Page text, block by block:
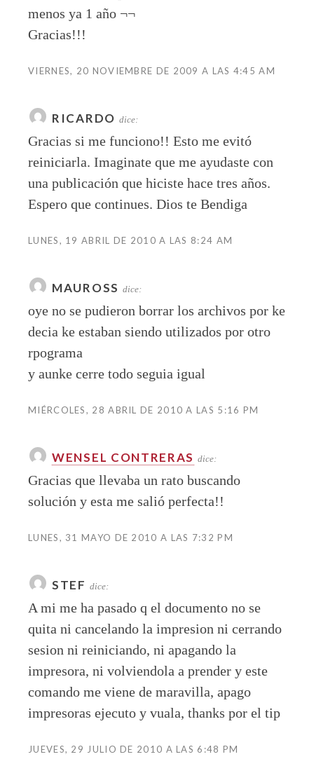
menos ya 1 año ¬¬
Gracias!!!
VIERNES, 20 NOVIEMBRE DE 2009 A LAS 4:45 AM
RICARDO dice:
Gracias si me funciono!! Esto me evitó
reiniciarla. Imaginate que me ayudaste con
una publicación que hiciste hace tres años.
Espero que continues. Dios te Bendiga
LUNES, 19 ABRIL DE 2010 A LAS 8:24 AM
MAUROSS dice:
oye no se pudieron borrar los archivos por ke
decia ke estaban siendo utilizados por otro
rpograma
y aunke cerre todo seguia igual
MIÉRCOLES, 28 ABRIL DE 2010 A LAS 5:16 PM
WENSEL CONTRERAS dice:
Gracias que llevaba un rato buscando
solución y esta me salió perfecta!!
LUNES, 31 MAYO DE 2010 A LAS 7:32 PM
STEF dice:
A mi me ha pasado q el documento no se
quita ni cancelando la impresion ni cerrando
sesion ni reiniciando, ni apagando la
impresora, ni volviendola a prender y este
comando me viene de maravilla, apago
impresoras ejecuto y vuala, thanks por el tip
JUEVES, 29 JULIO DE 2010 A LAS 6:48 PM